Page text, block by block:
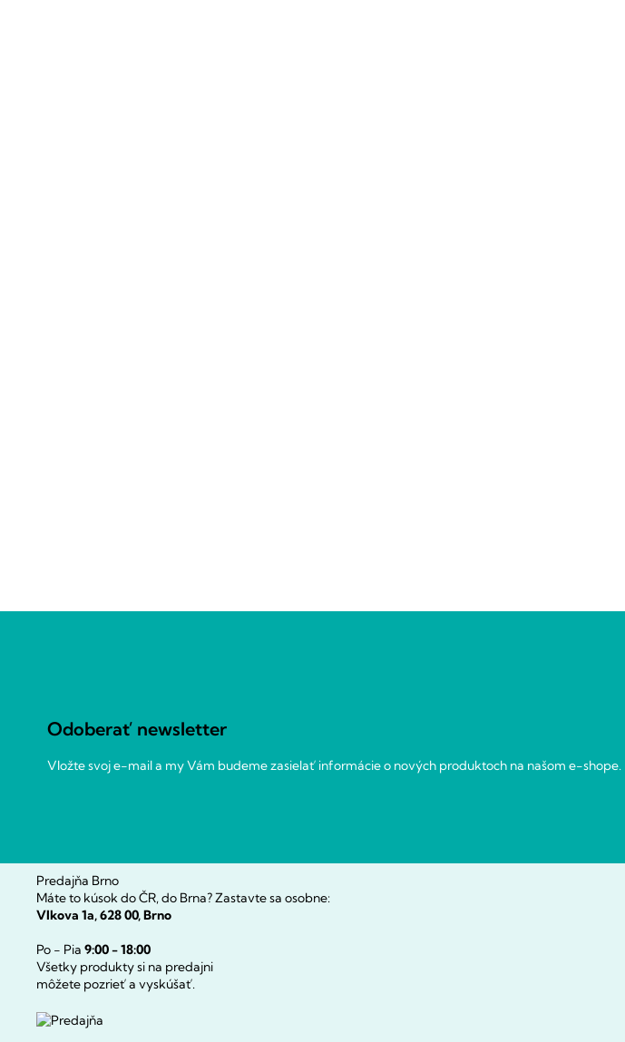
Odoberať newsletter
Vložte svoj e-mail a my Vám budeme zasielať informácie o nových produktoch na našom e-shope.
Predajňa Brno
Máte to kúsok do ČR, do Brna? Zastavte sa osobne:
Vlkova 1a, 628 00, Brno
Po - Pia 9:00 - 18:00
Všetky produkty si na predajni
môžete pozrieť a vyskúšať.